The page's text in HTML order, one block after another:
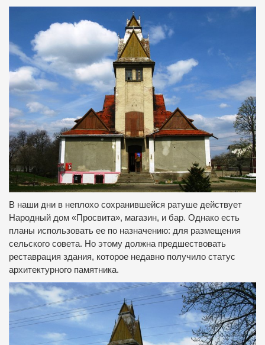
В наши дни в неплохо сохранившейся ратуше действует
Народный дом «Просвита», магазин, и бар. Однако есть
планы использовать ее по назначению: для размещения
сельского совета. Но этому должна предшествовать
реставрация здания, которое недавно получило статус
архитектурного памятника.